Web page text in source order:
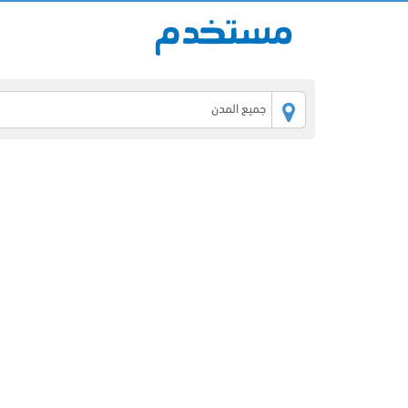
جميع المدن